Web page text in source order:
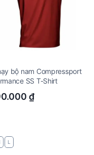
bộ nam Compressport
SS T-Shirt
₫
L